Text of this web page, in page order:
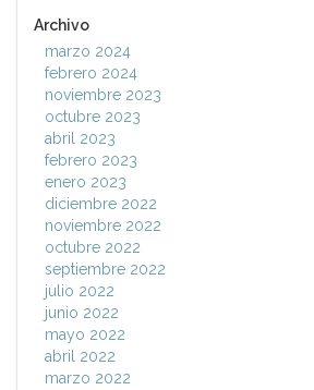
Archivo
marzo 2024
febrero 2024
noviembre 2023
octubre 2023
abril 2023
febrero 2023
enero 2023
diciembre 2022
noviembre 2022
octubre 2022
septiembre 2022
julio 2022
junio 2022
mayo 2022
abril 2022
marzo 2022